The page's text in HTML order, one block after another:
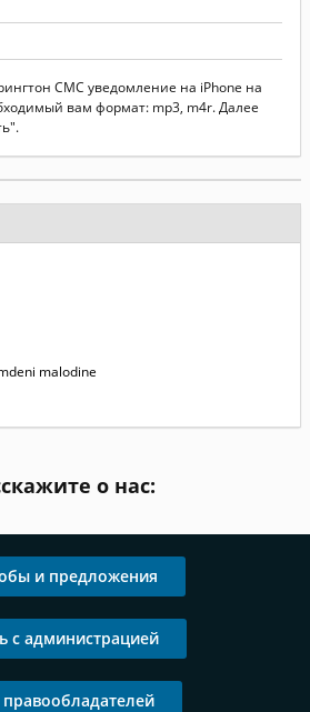
СМС уведомление на iPhone на
вам формат: mp3, m4r. Далее
malodine
о нас:
и предложения
с администрацией